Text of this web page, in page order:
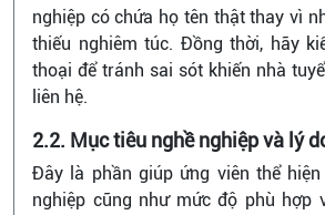
nghiệp có chứa họ tên thật thay vì
thiếu nghiêm túc. Đồng thời, hãy
thoại để tránh sai sót khiến nhà
liên hệ.
2.2. Mục tiêu nghề nghiệp và lý
Đây là phần giúp ứng viên thể
nghiệp cũng như mức độ phù hợp